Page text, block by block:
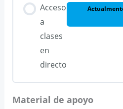
Acceso
a
clases
en
directo
Material de apoyo